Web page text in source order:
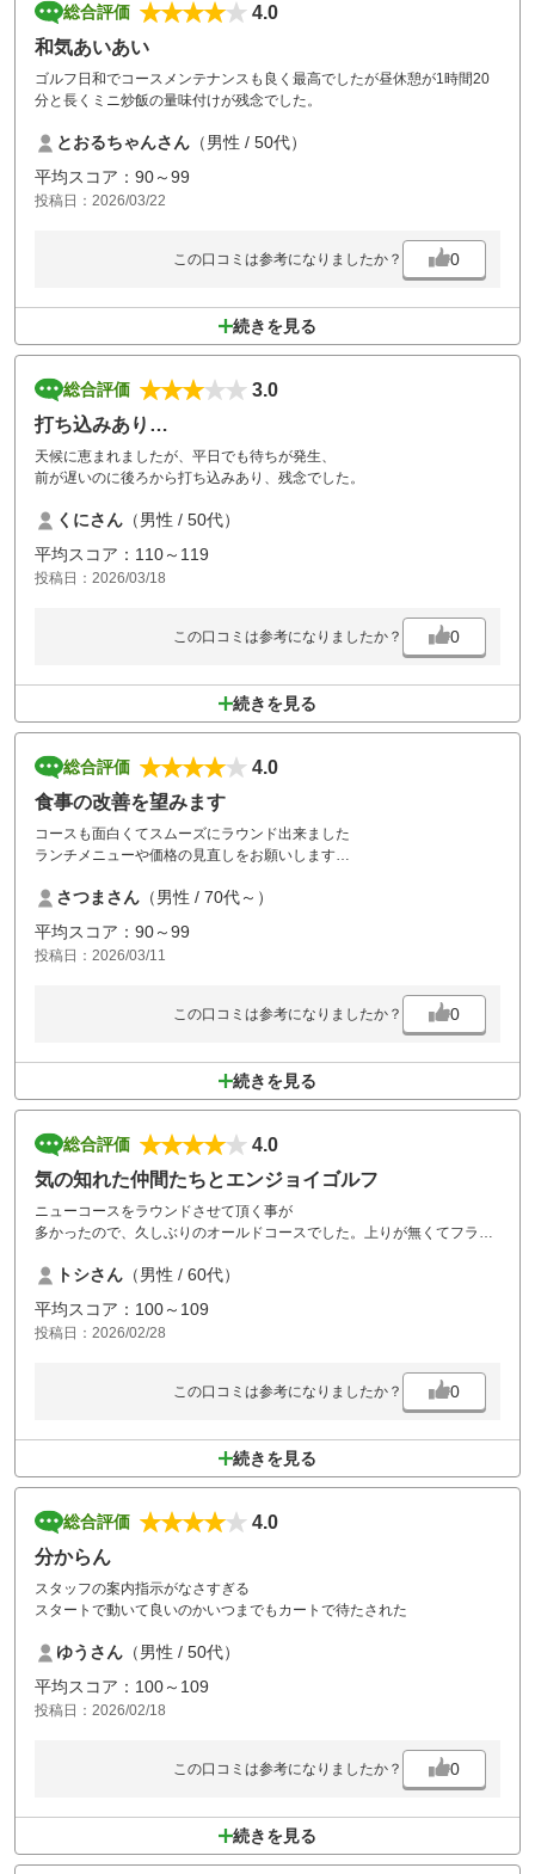
総合評価
4.0
和気あいあい
ゴルフ日和でコースメンテナンスも良く最高でしたが昼休憩が1時間20
分と長くミニ炒飯の量味付けが残念でした。
とおるちゃんさん （男性 / 50代）
平均スコア：90～99
投稿日：2026/03/22
この口コミは参考になりましたか？ 0
続きを見る
総合評価
3.0
打ち込みあり…
天候に恵まれましたが、平日でも待ちが発生、
前が遅いのに後ろから打ち込みあり、残念でした。
くにさん （男性 / 50代）
平均スコア：110～119
投稿日：2026/03/18
この口コミは参考になりましたか？ 0
続きを見る
総合評価
4.0
食事の改善を望みます
コースも面白くてスムーズにラウンド出来ました
ランチメニューや価格の見直しをお願いします
さつまさん （男性 / 70代～）
平均スコア：90～99
投稿日：2026/03/11
この口コミは参考になりましたか？ 0
続きを見る
総合評価
4.0
気の知れた仲間たちとエンジョイゴルフ
ニューコースをラウンドさせて頂く事が
多かったので、久しぶりのオールドコースでした。上りが無くてフラッ
良いですがグリーンが難しかったです。
コースメンテは冬場にしては良く整備されていると思いますがフェアウ
ェーに所々紙タバコの吸い殻を散見しました。
カートの灰皿が無くなったからかもしれませんが、プレーヤーのマナー
トシさん （男性 / 60代）
平均スコア：100～109
投稿日：2026/02/28
この口コミは参考になりましたか？ 0
続きを見る
総合評価
4.0
分からん
スタッフの案内指示がなさすぎる
スタートで動いて良いのかいつまでもカートで待たされた
ゆうさん （男性 / 50代）
平均スコア：100～109
投稿日：2026/02/18
この口コミは参考になりましたか？ 0
続きを見る